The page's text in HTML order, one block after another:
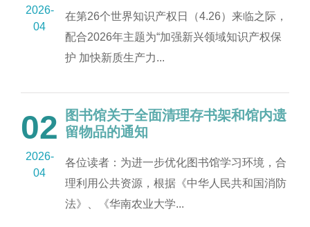
2026-
04
在第26个世界知识产权日（4.26）来临之际，
配合2026年主题为“加强新兴领域知识产权保
护 加快新质生产力...
02
2026-
04
图书馆关于全面清理存书架和馆内遗
留物品的通知
各位读者：为进一步优化图书馆学习环境，合
理利用公共资源，根据《中华人民共和国消防
法》、《华南农业大学...